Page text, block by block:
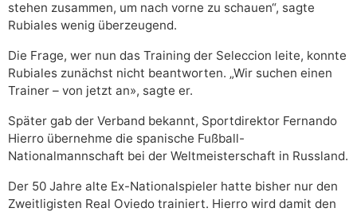
stehen zusammen, um nach vorne zu schauen“, sagte
Rubiales wenig überzeugend.
Die Frage, wer nun das Training der Seleccion leite, konnte
Rubiales zunächst nicht beantworten. „Wir suchen einen
Trainer – von jetzt an», sagte er.
Später gab der Verband bekannt, Sportdirektor Fernando
Hierro übernehme die spanische Fußball-
Nationalmannschaft bei der Weltmeisterschaft in Russland.
Der 50 Jahre alte Ex-Nationalspieler hatte bisher nur den
Zweitligisten Real Oviedo trainiert. Hierro wird damit den